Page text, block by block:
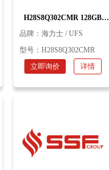
H28S8Q302CMR 128GB
品牌： 海力士 / UFS
型号： H28S8Q302CMR
立即询价
详情